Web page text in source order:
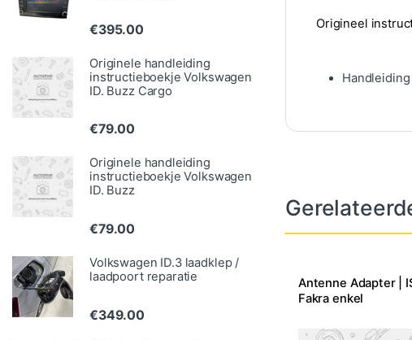
Origineel
Antenne Adapter |
Fakra enkel
€395.00
Originele handleiding
instructieboekje Volkswagen
ID. Buzz Cargo
€79.00
Originele handleiding
instructieboekje Volkswagen
ID. Buzz
€79.00
Volkswagen ID.3 laadklep /
laadpoort reparatie
€349.00